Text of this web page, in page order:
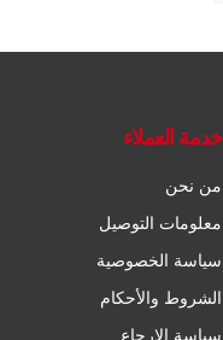
خدمة العملاء
من نحن
معلومات التوصيل
سياسة الخصوصية
الشروط والأحكام
سياسة الإرجاع